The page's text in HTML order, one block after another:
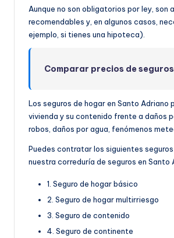
Aunque no son obligatorios por ley, son
recomendables y, en algunos casos,
ejemplo, si tienes una hipoteca).
Comparar precios de seguros
Los seguros de hogar en Santo Adriano
vivienda y su contenido frente a daños
robos, daños por agua, fenómenos
Puedes contratar los siguientes
nuestra correduría de seguros en Santo
1. Seguro de hogar básico
2. Seguro de hogar multirriesgo
3. Seguro de contenido
4. Seguro de continente